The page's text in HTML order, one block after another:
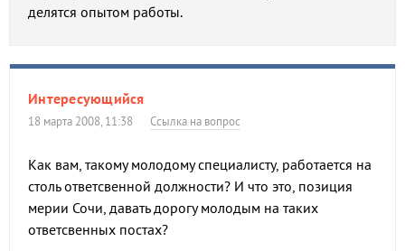
делятся опытом работы.
Интересующийся
18 марта 2008, 11:38 Ссылка на вопрос
Как вам, такому молодому специалисту, работается на
столь ответсвенной должности? И что это, позиция
мерии Сочи, давать дорогу молодым на таких
ответсвенных постах?